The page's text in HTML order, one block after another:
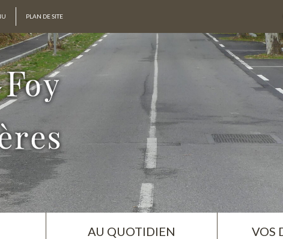
PLAN DE SITE
AU QUOTIDIEN VOS